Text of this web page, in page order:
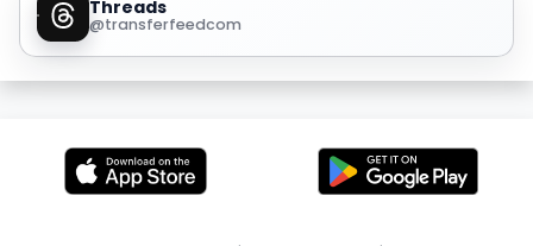
Threads
@transferfeedcom